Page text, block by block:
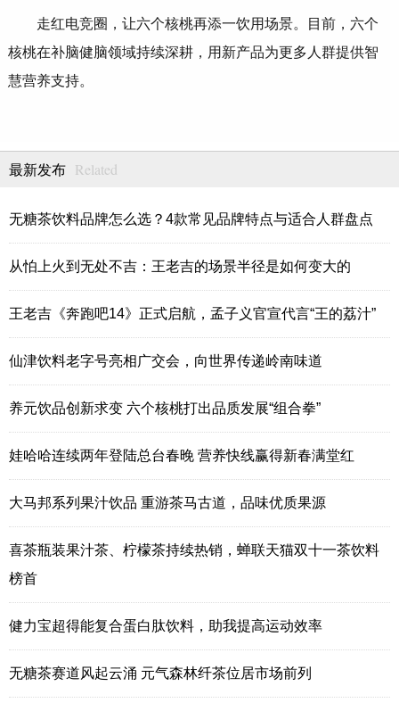
走红电竞圈，让六个核桃再添一饮用场景。目前，六个
核桃在补脑健脑领域持续深耕，用新产品为更多人群提供智
慧营养支持。
最新发布 Related
无糖茶饮料品牌怎么选？4款常见品牌特点与适合人群盘点
从怕上火到无处不吉：王老吉的场景半径是如何变大的
王老吉《奔跑吧14》正式启航，孟子义官宣代言“王的荔汁”
仙津饮料老字号亮相广交会，向世界传递岭南味道
养元饮品创新求变 六个核桃打出品质发展“组合拳”
娃哈哈连续两年登陆总台春晚 营养快线赢得新春满堂红
大马邦系列果汁饮品 重游茶马古道，品味优质果源
喜茶瓶装果汁茶、柠檬茶持续热销，蝉联天猫双十一茶饮料
榜首
健力宝超得能复合蛋白肽饮料，助我提高运动效率
无糖茶赛道风起云涌 元气森林纤茶位居市场前列